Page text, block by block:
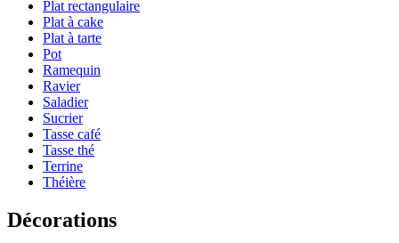
Plat rectangulaire
Plat à cake
Plat à tarte
Pot
Ramequin
Ravier
Saladier
Sucrier
Tasse café
Tasse thé
Terrine
Théière
Décorations